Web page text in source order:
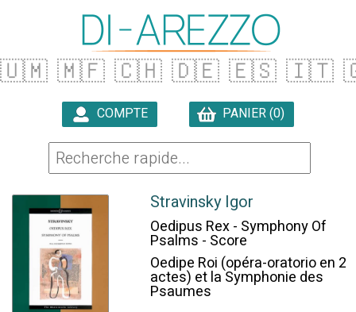
🇺🇲 🇲🇫 🇨🇭 🇩🇪 🇪🇸 🇮🇹
COMPTE PANIER (0)
Stravinsky Igor
Oedipus Rex - Symphony Of
Psalms - Score
Oedipe Roi (opéra-oratorio en 2
actes) et la Symphonie des
Psaumes